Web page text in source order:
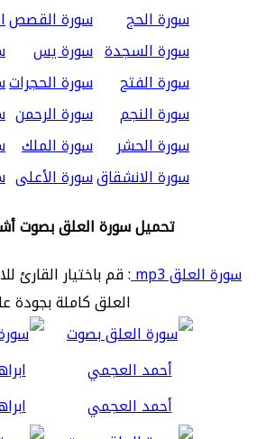
سورة الحج
سورة القصص
سورة السجدة سورة يس
سورة الفتح
سورة الحجرات
سورة النجم
سورة الرحمن
سورة الحشر
سورة الملك
سورة الانشقاقسورة الأعلى
تحميل سورة العلق بصوت
سورة العلق mp3
: قم باختيار القارئ
العلق كاملة بجودة
أحمد العجمي